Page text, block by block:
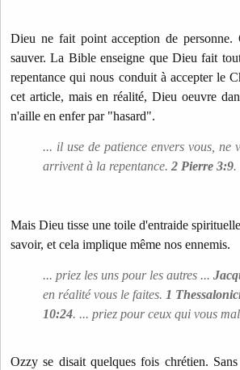
Dieu ne fait point acception de
sauver. La Bible enseigne que Dieu fait
repentance qui nous conduit à accepter le
cet article, mais en réalité, Dieu oeuvre
n'aille en enfer par "hasard".
... il use de patience envers vous, ne
arrivent à la repentance. 2 Pierre 3:9.
Mais Dieu tisse une toile d'entraide
savoir, et cela implique même nos ennemis.
... priez les uns pour les autres ...
en réalité vous le faites. 1
10:24. ... priez pour ceux qui vous
Ozzy se disait quelques fois chrétien.